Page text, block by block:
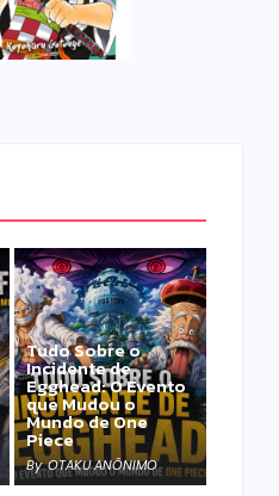
Tudo Sobre o
Incidente de
Egghead: O Evento
que Mudou o
Mundo de One
Piece
By OTAKU ANÔNIMO